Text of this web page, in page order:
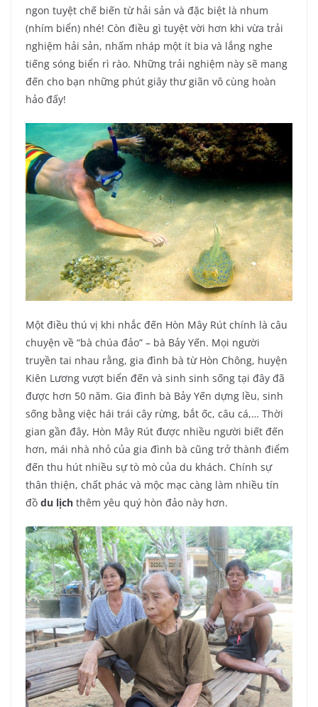
ngon tuyệt chế biến từ hải sản và đặc biệt là nhum
(nhím biển) nhé! Còn điều gì tuyệt vời hơn khi vừa trải
nghiệm hải sản, nhấm nháp một ít bia và lắng nghe
tiếng sóng biển rì rào. Những trải nghiệm này sẽ mang
đến cho bạn những phút giây thư giãn vô cùng hoàn
hảo đấy!
Một điều thú vị khi nhắc đến Hòn Mây Rút chính là câu
chuyện về “bà chúa đảo” – bà Bảy Yến. Mọi người
truyền tai nhau rằng, gia đình bà từ Hòn Chông, huyện
Kiên Lương vượt biển đến và sinh sinh sống tại đây đã
được hơn 50 năm. Gia đình bà Bảy Yến dựng lều, sinh
sống bằng việc hái trái cây rừng, bắt ốc, câu cá,… Thời
gian gần đây, Hòn Mây Rút được nhiều người biết đến
hơn, mái nhà nhỏ của gia đình bà cũng trở thành điểm
đến thu hút nhiều sự tò mò của du khách. Chính sự
thân thiện, chất phác và mộc mạc càng làm nhiều tín
đồ du lịch thêm yêu quý hòn đảo này hơn.